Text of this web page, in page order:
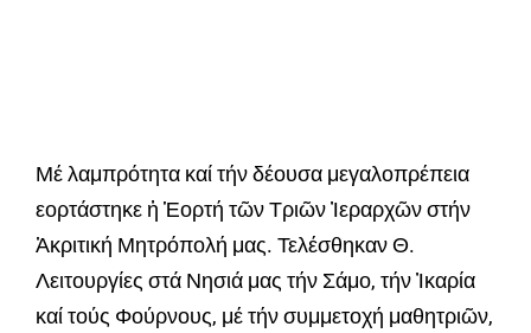
Μέ λαμπρότητα καί τήν δέουσα μεγαλοπρέπεια
εορτάστηκε ἡ Ἑορτή τῶν Τριῶν Ἰεραρχῶν στήν
Ἀκριτική Μητρόπολή μας. Τελέσθηκαν Θ.
Λειτουργίες στά Νησιά μας τήν Σάμο, τήν Ἰκαρία
καί τούς Φούρνους, μέ τήν συμμετοχή μαθητριῶν,